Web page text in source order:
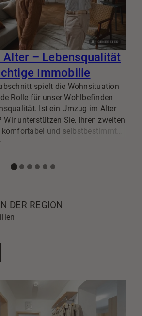
Alter – Lebensqualität
Immobilie
spielt die Wohnsituation
Rolle für unser Wohlbefinden
Ist ein Umzug im Alter
unterstützen Sie, Ihren zweiten
und selbstbestimmt
DER REGION